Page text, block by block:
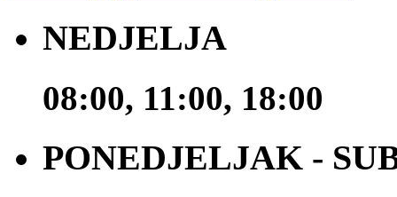
NEDJELJA
08:00, 11:00, 18:00
PONEDJELJAK -